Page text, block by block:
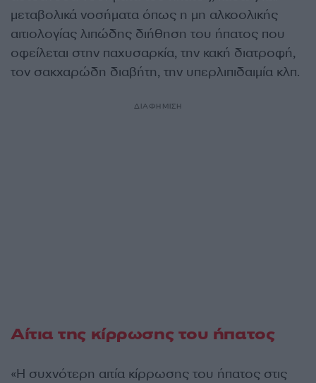
μεταβολικά νοσήματα όπως η μη αλκοολικής
αιτιολογίας λιπώδης διήθηση του ήπατος που
οφείλεται στην παχυσαρκία, την κακή διατροφή,
τον σακχαρώδη διαβήτη, την υπερλιπιδαιμία κλπ.
ΔΙΑΦΗΜΙΣΗ
Αίτια της κίρρωσης του ήπατος
«Η συχνότερη αιτία κίρρωσης του ήπατος στις